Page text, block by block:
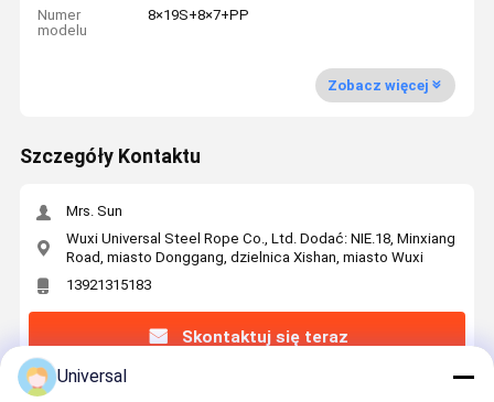
Numer
modelu
8×19S+8×7+PP
Zobacz więcej
Szczegóły Kontaktu
Mrs. Sun
Wuxi Universal Steel Rope Co., Ltd. Dodać: NIE.18, Minxiang
Road, miasto Donggang, dzielnica Xishan, miasto Wuxi
13921315183
Skontaktuj się teraz
Universal